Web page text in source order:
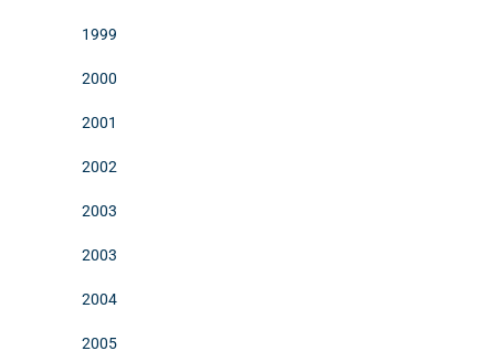
1999
2000
2001
2002
2003
2003
2004
2005